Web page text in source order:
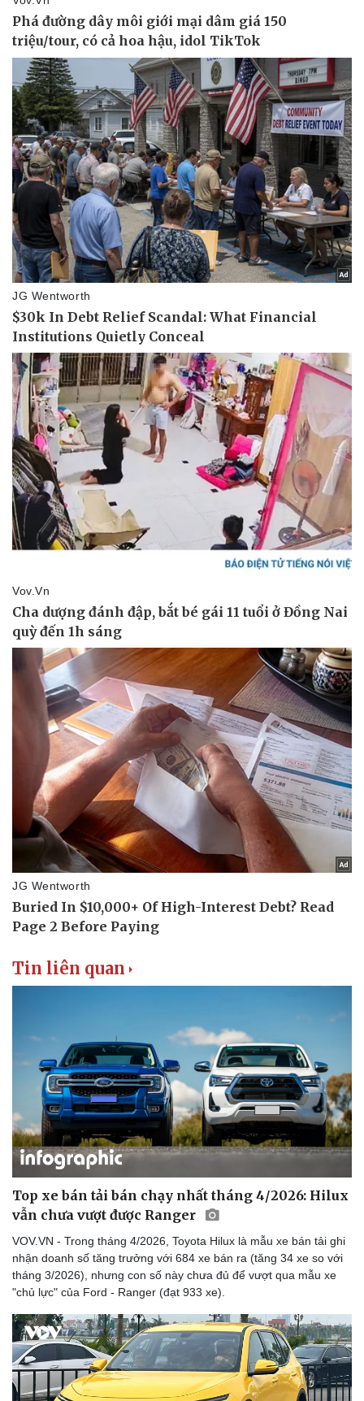
Thể thao
Bóng đá
Lịch thi đấu bóng đá
Thế giới thể thao
eSports
Hậu trường
Ô tô - Xe máy
Ô tô
Xe máy
Tư vấn
Tin liên quan
Top xe bán tải bán chạy nhất tháng 4/2026: Hilux
vẫn chưa vượt được Ranger
VOV.VN - Trong tháng 4/2026, Toyota Hilux là mẫu xe bán tải ghi
nhận doanh số tăng trưởng với 684 xe bán ra (tăng 34 xe so với
tháng 3/2026), nhưng con số này chưa đủ để vượt qua mẫu xe
"chủ lực" của Ford - Ranger (đạt 933 xe).